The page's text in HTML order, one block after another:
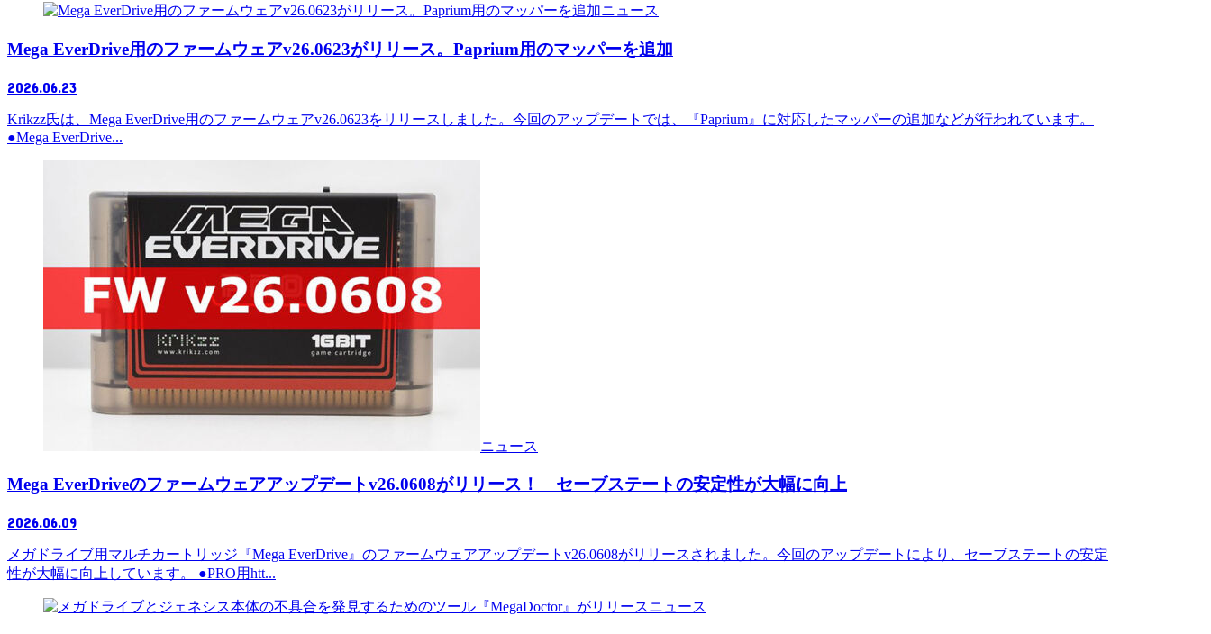
ニュース
Mega EverDrive用のファームウェアv26.0623がリリース。Paprium用のマッパーを追加
2026.06.23
Krikzz氏は、Mega EverDrive用のファームウェアv26.0623をリリースしました。今回のアップデートでは、『Paprium』に対応したマッパーの追加などが行われています。
●Mega EverDrive...
ニュース
Mega EverDriveのファームウェアアップデートv26.0608がリリース！ セーブステートの安定性が大幅に向上
2026.06.09
メガドライブ用マルチカートリッジ『Mega EverDrive』のファームウェアアップデートv26.0608がリリースされました。今回のアップデートにより、セーブステートの安定
性が大幅に向上しています。 ●PRO用htt...
ニュース